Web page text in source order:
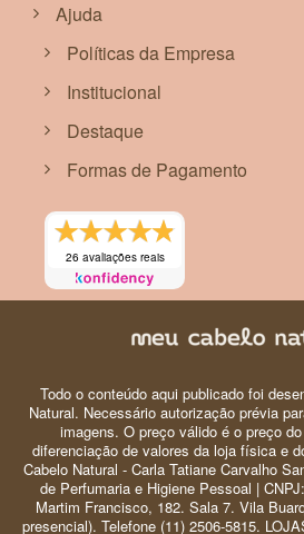
Ajuda
Políticas da Empresa
Institucional
Destaque
Formas de Pagamento
26 avaliações reais
Todo o conteúdo aqui publicado foi
Natural. Necessário autorização prévia
imagens. O preço válido é o preço
diferenciação de valores da loja física e
Cabelo Natural - Carla Tatiane Carvalho
de Perfumaria e Higiene Pessoal |
Martim Francisco, 182. Sala 7. Vila
presencial). Telefone (11) 2506-5815.